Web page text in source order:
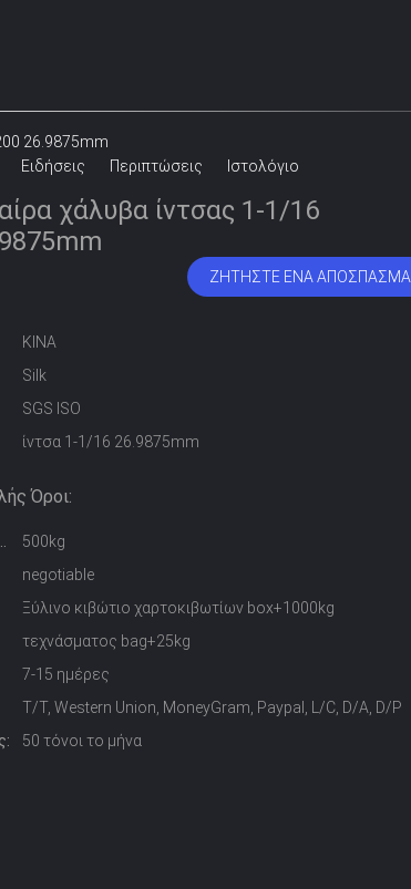
Ειδήσεις Περιπτώσεις Ιστολόγιο
ΖΗΤΉΣΤΕ ΈΝΑ ΑΠΌΣΠΑΣΜΑ
26.9875mm
χάλυβα ίντσας 1-1/16
ΚΙΝΑ
Silk
SGS ISO
ίντσα 1-1/16 26.9875mm
Όροι:
500kg
negotiable
Ξύλινο κιβώτιο χαρτοκιβωτίων box+1000kg
τεχνάσματος bag+25kg
7-15 ημέρες
T/T, Western Union, MoneyGram, Paypal, L/C, D/A, D/P
50 τόνοι το μήνα